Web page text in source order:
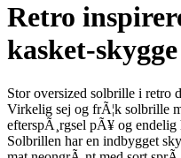
Retro
kasket-skygge
Stor oversized solbrille i retro
Virkelig sej og frÃ¦k solbrille
efterspÃ¸rgsel pÃ¥ og
Solbrillen har en indbygget